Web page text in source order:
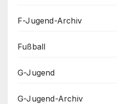
F-Jugend-Archiv
Fußball
G-Jugend
G-Jugend-Archiv